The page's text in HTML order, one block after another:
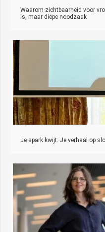
Waarom zichtbaarheid voor
is, maar diepe noodzaak
Je spark kwijt. Je verhaal op